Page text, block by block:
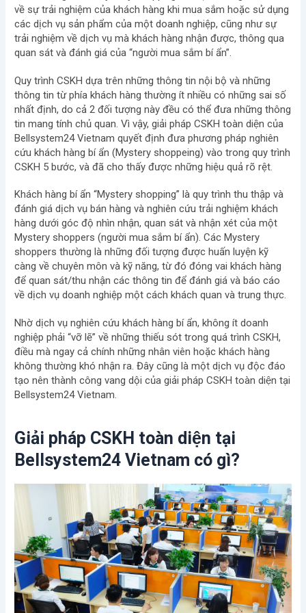
về sự trải nghiệm của khách hàng khi mua sắm hoặc sử dụng
các dịch vụ sản phẩm của một doanh nghiệp, cũng như sự
trải nghiệm về dịch vụ mà khách hàng nhận được, thông qua
quan sát và đánh giá của “người mua sắm bí ẩn”.
Quy trình CSKH dựa trên những thông tin nội bộ và những
thông tin từ phía khách hàng thường ít nhiều có những sai số
nhất định, do cả 2 đối tượng này đều có thể đưa những thông
tin mang tính chủ quan. Vì vậy, giải pháp CSKH toàn diện của
Bellsystem24 Vietnam quyết định đưa phương pháp nghiên
cứu khách hàng bí ẩn (Mystery shoppeing) vào trong quy trình
CSKH 5 bước, và đã cho thấy được những hiệu quả rõ rệt.
Khách hàng bí ẩn “Mystery shopping” là quy trình thu thập và
đánh giá dịch vụ bán hàng và nghiên cứu trải nghiệm khách
hàng dưới góc độ nhìn nhận, quan sát và nhận xét của một
Mystery shoppers (người mua sắm bí ẩn). Các Mystery
shoppers thường là những đối tượng được huấn luyện kỹ
càng về chuyên môn và kỹ năng, từ đó đóng vai khách hàng
để quan sát/thu nhận các thông tin để đánh giá và báo cáo
về dịch vụ doanh nghiệp một cách khách quan và trung thực.
Nhờ dịch vụ nghiên cứu khách hàng bí ẩn, không ít doanh
nghiệp phải “vỡ lẽ” về những thiếu sót trong quá trình CSKH,
điều mà ngay cả chính những nhân viên hoặc khách hàng
không thường khó nhận ra. Đây cũng là một dịch vụ độc đáo
tạo nên thành công vang dội của giải pháp CSKH toàn diện tại
Bellsystem24 Vietnam.
Giải pháp CSKH toàn diện tại
Bellsystem24 Vietnam có gì?